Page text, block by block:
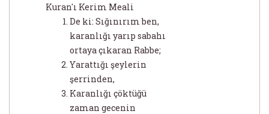
Kuran'ı Kerim Meali
De ki: Sığınırım ben,
karanlığı yarıp sabahı
ortaya çıkaran Rabbe;
Yarattığı şeylerin
şerrinden,
Karanlığı çöktüğü
zaman gecenin